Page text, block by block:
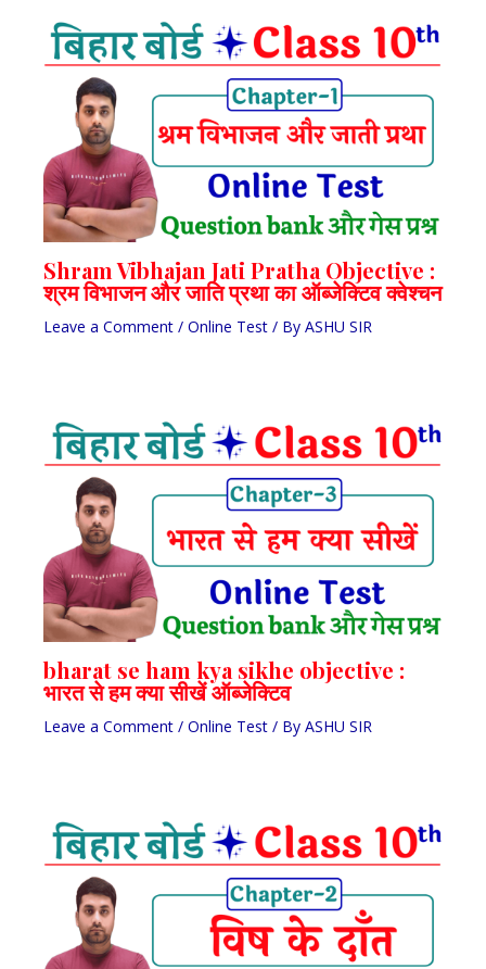
Shram Vibhajan Jati Pratha Objective :
श्रम विभाजन और जाति प्रथा का ऑब्जेक्टिव क्वेश्चन
Leave a Comment / Online Test / By ASHU SIR
bharat se ham kya sikhe objective :
भारत से हम क्या सीखें ऑब्जेक्टिव
Leave a Comment / Online Test / By ASHU SIR